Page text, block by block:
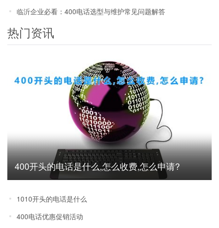
临沂企业必看：400电话选型与维护常见问题解答
热门资讯
400开头的电话是什么,怎么收费,怎么申请?
1010开头的电话是什么
400电话优惠促销活动